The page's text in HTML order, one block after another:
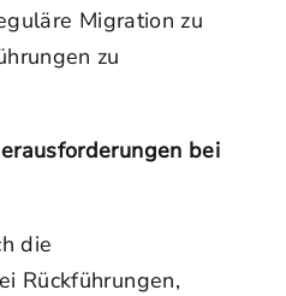
Migration zu
zu
bei
die
Rückführungen,